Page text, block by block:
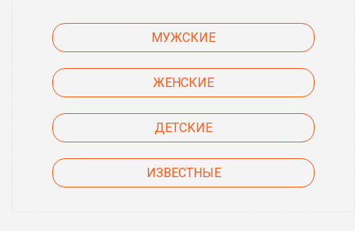
МУЖСКИЕ
ЖЕНСКИЕ
ДЕТСКИЕ
ИЗВЕСТНЫЕ